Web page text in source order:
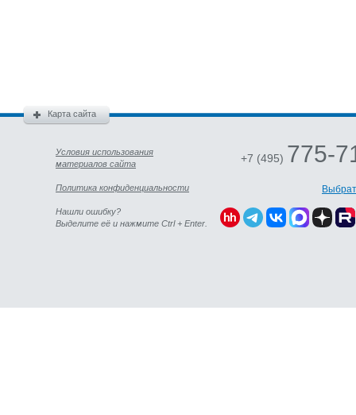
Карта сайта
Условия использования
материалов сайта
Политика конфиденциальности
Нашли ошибку?
Выделите её и нажмите Ctrl + Enter.
+7 (495) 775-